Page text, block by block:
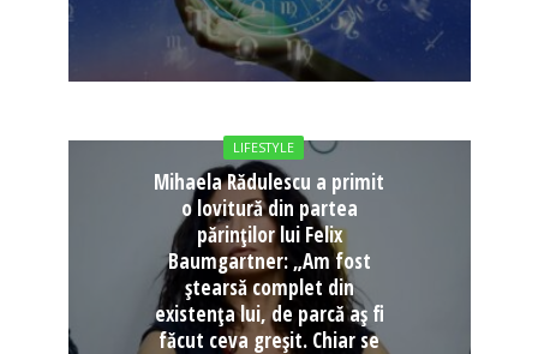
LIFESTYLE
Mihaela Rădulescu a primit
o lovitură din partea
părinților lui Felix
Baumgartner: „Am fost
ștearsă complet din
existența lui, de parcă aș fi
făcut ceva greșit. Chiar se